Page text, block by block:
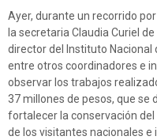
Ayer, durante un recorrido
la secretaria Claudia Curiel
director del Instituto Nacional
entre otros coordinadores e
observar los trabajos
37 millones de pesos, que se
fortalecer la conservación
de los visitantes nacionales